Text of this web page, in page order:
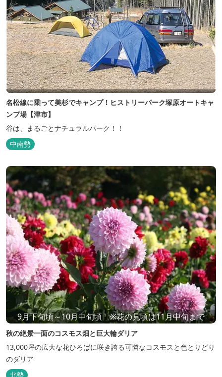
名松線に乗って美杉でキャンプ！ヒストリーパーク塚原オートキャ
ンプ場【津市】
谷は、まるごとナチュラルパーク！！
中南勢
9月下旬頃～10月中旬頃 ※花の見頃は11月中旬まで
秋の絶景一面のコスモス畑と巨大輪ダリア
13,000坪の広大な花ひろばに咲き誇る可憐なコスモスと色とりどり
のダリア
北勢